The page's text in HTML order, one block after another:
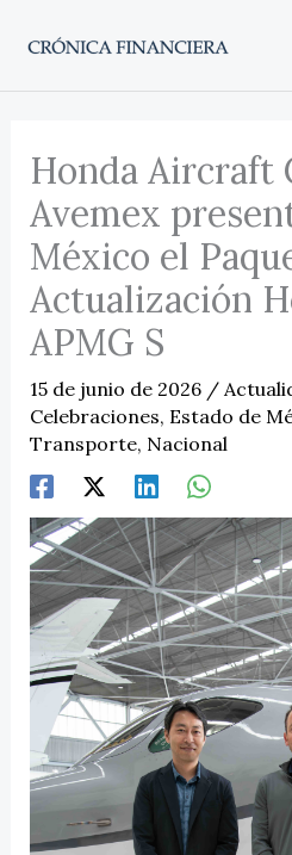
Honda Aircraft
Avemex
México el
Actualización
APMG S
15 de junio de 2026 /
Celebraciones, Estado de
Transporte, Nacional